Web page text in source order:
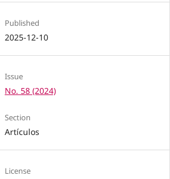
Published
2025-12-10
Issue
No. 58 (2024)
Section
Artículos
License